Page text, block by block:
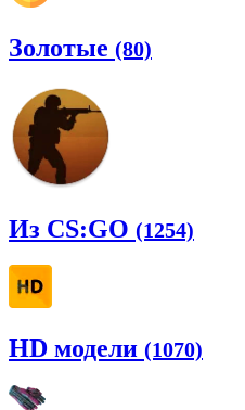
Золотые (80)
Из CS:GO (1254)
HD модели (1070)